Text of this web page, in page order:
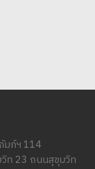
มภ์ฯ 114
ท 23 ถนนสุขุมวิท